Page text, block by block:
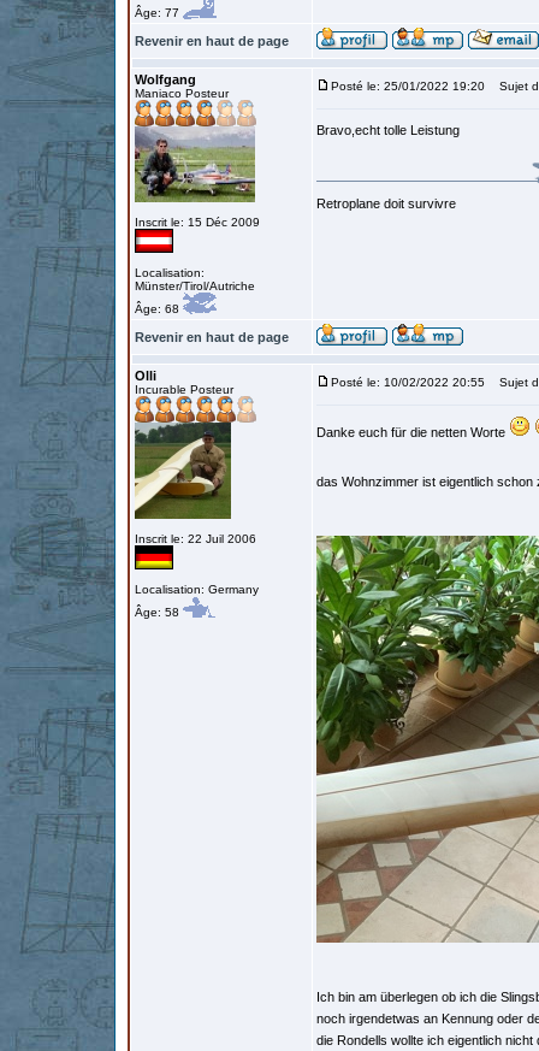
Âge: 77
Revenir en haut de page
Wolfgang
Maniaco Posteur
Inscrit le: 15 Déc 2009
Localisation:
Münster/Tirol/Autriche
Âge: 68
Posté le: 25/01/2022 19:20 Sujet
Bravo,echt tolle Leistung
Retroplane doit survivre
Revenir en haut de page
Olli
Incurable Posteur
Inscrit le: 22 Juil 2006
Localisation: Germany
Âge: 58
Posté le: 10/02/2022 20:55 Sujet
Danke euch für die netten Worte
das Wohnzimmer ist eigentlich schon
Ich bin am überlegen ob ich die
noch irgendetwas an Kennung oder
die Rondells wollte ich eigentlich nicht